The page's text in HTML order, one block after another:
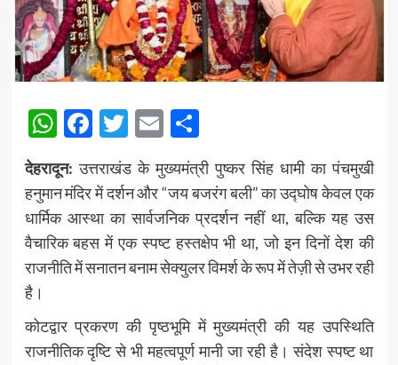
WhatsApp
Facebook
Twitter
EmailShare
देहरादून:उत्तराखंड के मुख्यमंत्री पुष्कर सिंह धामी का पंचमुखी
हनुमान मंदिर में दर्शन और “जय बजरंग बली” का उद्घोष केवल एक
धार्मिक आस्था का सार्वजनिक प्रदर्शन नहीं था, बल्कि यह उस
वैचारिक बहस में एक स्पष्ट हस्तक्षेप भी था, जो इन दिनों देश की
राजनीति में सनातन बनाम सेक्युलर विमर्श के रूप में तेज़ी से उभर रही
है।
कोटद्वार प्रकरण की पृष्ठभूमि में मुख्यमंत्री की यह उपस्थिति
राजनीतिक दृष्टि से भी महत्वपूर्ण मानी जा रही है। संदेश स्पष्ट था